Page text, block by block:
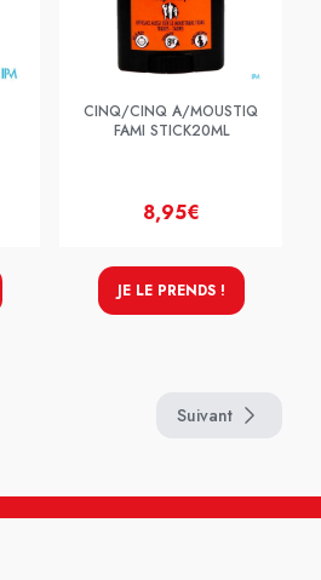
CINQ/CINQ A/MOUSTIQ
FAMI STICK20ML
8,95€
JE LE PRENDS !
Suivant